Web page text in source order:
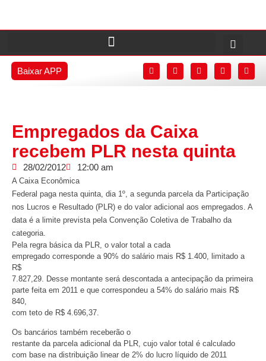
Baixar APP
Empregados da Caixa
recebem PLR nesta quinta
28/02/2012 12:00 am
A Caixa Econômica
Federal paga nesta quinta, dia 1º, a segunda parcela da Participação
nos Lucros e Resultado (PLR) e do valor adicional aos empregados. A
data é a limite prevista pela Convenção Coletiva de Trabalho da
categoria.
Pela regra básica da PLR, o valor total a cada
empregado corresponde a 90% do salário mais R$ 1.400, limitado a
R$
7.827,29. Desse montante será descontada a antecipação da primeira
parte feita em 2011 e que correspondeu a 54% do salário mais R$
840,
com teto de R$ 4.696,37.
Os bancários também receberão o
restante da parcela adicional da PLR, cujo valor total é calculado
com base na distribuição linear de 2% do lucro líquido de 2011